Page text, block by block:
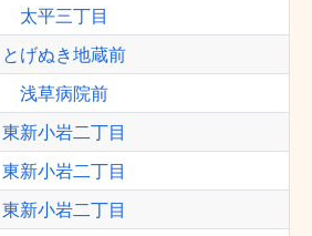
太平三丁目
とげぬき地蔵前
浅草病院前
東新小岩二丁目
東新小岩二丁目
東新小岩二丁目